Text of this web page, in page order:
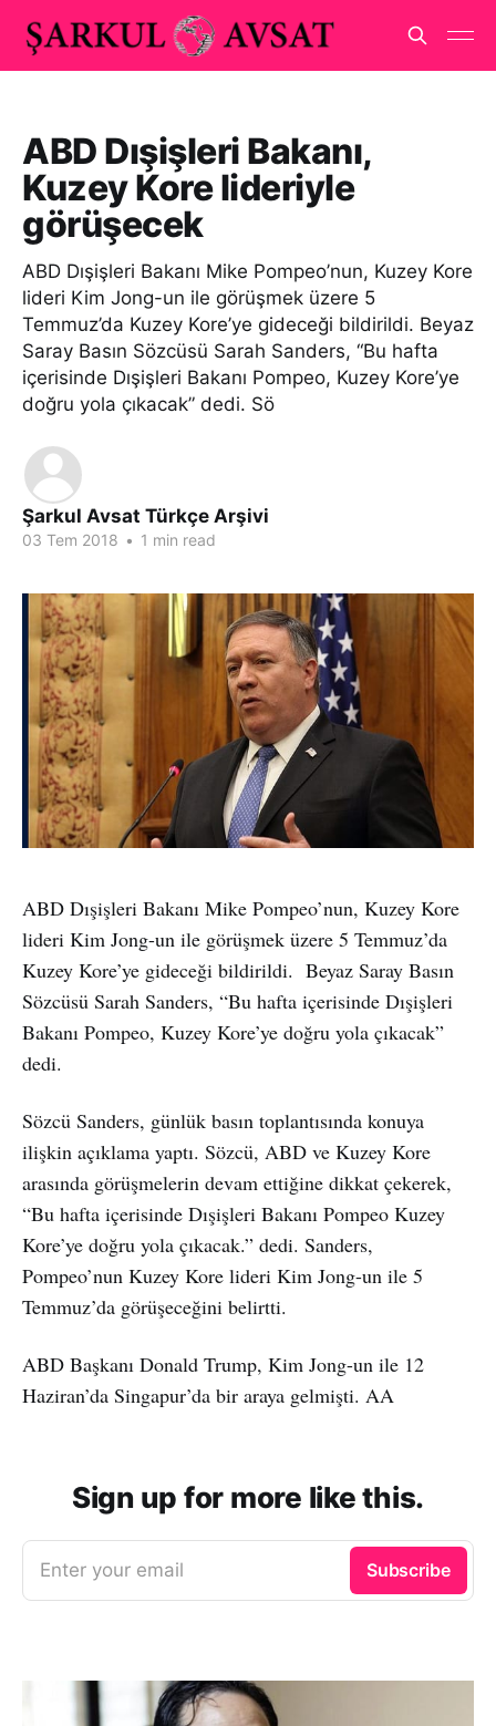
ABD Dışişleri Bakanı,
Kuzey Kore lideriyle
görüşecek
ABD Dışişleri Bakanı Mike Pompeo’nun, Kuzey Kore
lideri Kim Jong-un ile görüşmek üzere 5
Temmuz’da Kuzey Kore’ye gideceği bildirildi. Beyaz
Saray Basın Sözcüsü Sarah Sanders, “Bu hafta
içerisinde Dışişleri Bakanı Pompeo, Kuzey Kore’ye
doğru yola çıkacak” dedi. Sö
Şarkul Avsat Türkçe Arşivi
03 Tem 2018 • 1 min read
ABD Dışişleri Bakanı Mike Pompeo’nun, Kuzey Kore
lideri Kim Jong-un ile görüşmek üzere 5 Temmuz’da
Kuzey Kore’ye gideceği bildirildi. Beyaz Saray Basın
Sözcüsü Sarah Sanders, “Bu hafta içerisinde Dışişleri
Bakanı Pompeo, Kuzey Kore’ye doğru yola çıkacak”
dedi.
Sözcü Sanders, günlük basın toplantısında konuya
ilişkin açıklama yaptı. Sözcü, ABD ve Kuzey Kore
arasında görüşmelerin devam ettiğine dikkat çekerek,
“Bu hafta içerisinde Dışişleri Bakanı Pompeo Kuzey
Kore’ye doğru yola çıkacak.” dedi. Sanders,
Pompeo’nun Kuzey Kore lideri Kim Jong-un ile 5
Temmuz’da görüşeceğini belirtti.
ABD Başkanı Donald Trump, Kim Jong-un ile 12
Haziran’da Singapur’da bir araya gelmişti. AA
Sign up for more like this.
Enter your email Subscribe